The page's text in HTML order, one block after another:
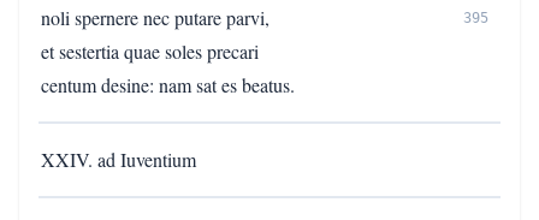
noli spernere nec putare parvi,
395
et sestertia quae soles precari
centum desine: nam sat es beatus.
XXIV. ad Iuventium